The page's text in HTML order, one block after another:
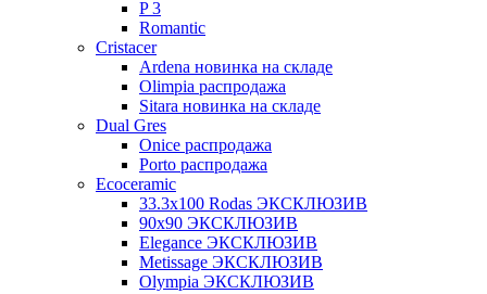
P 3
Romantic
Cristacer
Ardena новинка на складе
Olimpia распродажа
Sitara новинка на складе
Dual Gres
Onice распродажа
Porto распродажа
Ecoceramic
33.3х100 Rodas ЭКСКЛЮЗИВ
90x90 ЭКСКЛЮЗИВ
Elegance ЭКСКЛЮЗИВ
Metissage ЭКСКЛЮЗИВ
Olympia ЭКСКЛЮЗИВ